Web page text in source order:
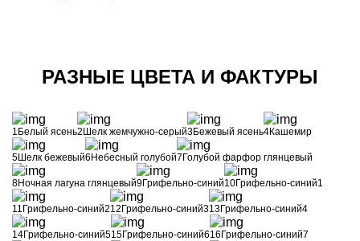
РАЗНЫЕ ЦВЕТА И ФАКТУРЫ
1Белый ясень2Шелк жемчужно-серый3Бежевый ясень4Кашемир
5Шелк бежевый6Небесный голубой7Голубой фарфор глянцевый
8Ночная лагуна глянцевый9Грифельно-синий10Грифельно-синий1
11Грифельно-синий212Грифельно-синий313Грифельно-синий4
14Грифельно-синий515Грифельно-синий616Грифельно-синий7